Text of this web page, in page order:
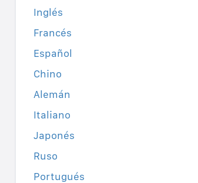
Inglés
Francés
Español
Chino
Alemán
Italiano
Japonés
Ruso
Portugués